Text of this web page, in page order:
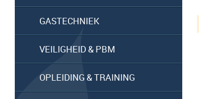
GASTECHNIEK
VEILIGHEID & PBM
OPLEIDING & TRAINING